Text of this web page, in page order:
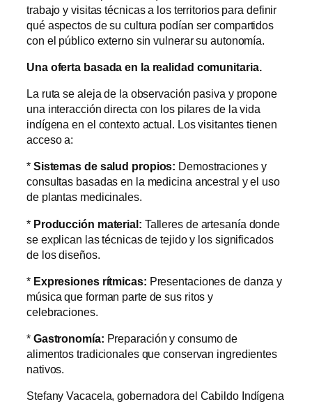
trabajo y visitas técnicas a los territorios para definir
qué aspectos de su cultura podían ser compartidos
con el público externo sin vulnerar su autonomía.
Una oferta basada en la realidad comunitaria.
La ruta se aleja de la observación pasiva y propone
una interacción directa con los pilares de la vida
indígena en el contexto actual. Los visitantes tienen
acceso a:
* Sistemas de salud propios: Demostraciones y
consultas basadas en la medicina ancestral y el uso
de plantas medicinales.
* Producción material: Talleres de artesanía donde
se explican las técnicas de tejido y los significados
de los diseños.
* Expresiones rítmicas: Presentaciones de danza y
música que forman parte de sus ritos y
celebraciones.
* Gastronomía: Preparación y consumo de
alimentos tradicionales que conservan ingredientes
nativos.
Stefany Vacacela, gobernadora del Cabildo Indígena